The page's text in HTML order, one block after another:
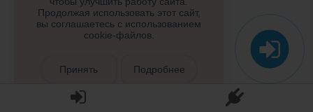
Продолжая использовать этот сайт,
вы соглашаетесь с использованием
cookie-файлов.
Принять Подробнее